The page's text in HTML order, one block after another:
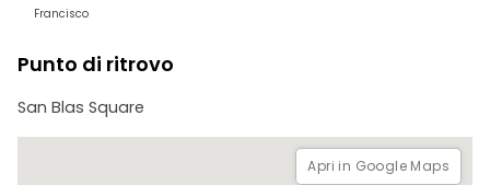
Francisco
Punto di ritrovo
San Blas Square
Apri in Google Maps